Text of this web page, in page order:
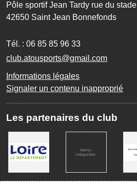
Pôle sportif Jean Tardy rue du stade
42650 Saint Jean Bonnefonds
Tél. : 06 85 85 96 33
club.atousports@gmail.com
Informations légales
Signaler un contenu inapproprié
Les partenaires du club